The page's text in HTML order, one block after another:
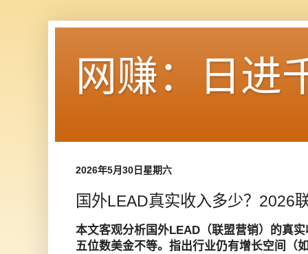
网赚：日进
2026年5月30日星期六
国外LEAD真实收入多少？2026
本文客观分析国外LEAD（联盟营销）的真
五位数美金不等。指出行业仍有增长空间（